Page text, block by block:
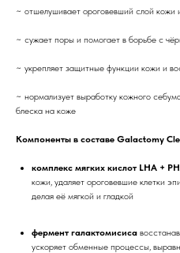
~ отшелушивает ороговевший слой кожи
~ сужает поры и помогает в борьбе с
~ укрепляет защитные функции кожи и
~ нормализует выработку кожного
блеска на коже
Компоненты в составе Galactomy
комплекс мягких кислот LНА +
кожи, удаляет ороговевшие клетки
делая её мягкой и гладкой
фермент галактомисиса
ускоряет обменные процессы,